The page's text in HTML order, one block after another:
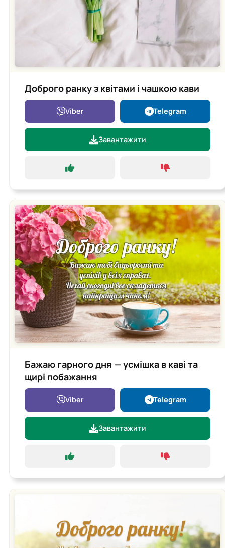
Доброго ранку з квітами і чашкою кави
Viber Telegram
Завантажити
Бажаю гарного дня — усмішка в каві та
щирі побажання
Viber Telegram
Завантажити